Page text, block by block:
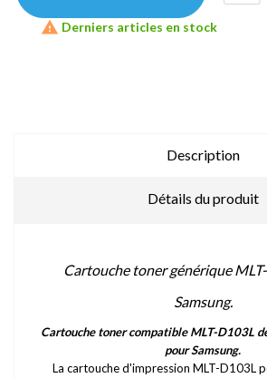
 Derniers articles en stock
Description
Détails du produit
Cartouche toner générique
Samsung.
Cartouche toner compatible MLT-D103L
pour Samsung.
La cartouche d'impression MLT-D103L